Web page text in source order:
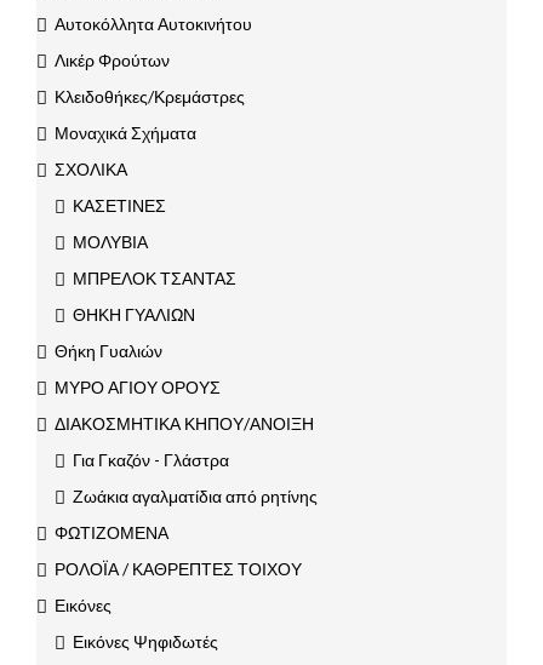
Αυτοκόλλητα Αυτοκινήτου
Λικέρ Φρούτων
Κλειδοθήκες/Κρεμάστρες
Μοναχικά Σχήματα
ΣΧΟΛΙΚΑ
ΚΑΣΕΤΙΝΕΣ
ΜΟΛΥΒΙΑ
ΜΠΡΕΛΟΚ ΤΣΑΝΤΑΣ
ΘΗΚΗ ΓΥΑΛΙΩΝ
Θήκη Γυαλιών
ΜΥΡΟ ΑΓΙΟΥ ΟΡΟΥΣ
ΔΙΑΚΟΣΜΗΤΙΚΑ ΚΗΠΟΥ/ΑΝΟΙΞΗ
Για Γκαζόν - Γλάστρα
Ζωάκια αγαλματίδια από ρητίνης
ΦΩΤΙΖΟΜΕΝΑ
ΡΟΛΟΪΑ / ΚΑΘΡΕΠΤΕΣ ΤΟΙΧΟΥ
Εικόνες
Εικόνες Ψηφιδωτές